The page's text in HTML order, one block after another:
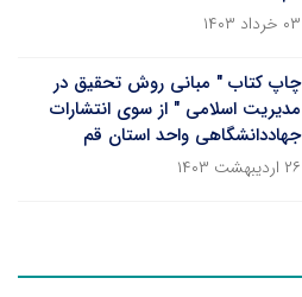
۰۳ خرداد ۱۴۰۳
چاپ کتاب " مبانی روش تحقیق در
مدیریت اسلامی " از سوی انتشارات
جهاددانشگاهی واحد استان قم
۲۶ اردیبهشت ۱۴۰۳